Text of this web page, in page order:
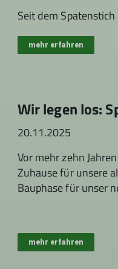
Seit dem
mehr erfahren
Wir legen los:
20.11.2025
Vor mehr zehn
Zuhause für unsere
Bauphase für unser
mehr erfahren